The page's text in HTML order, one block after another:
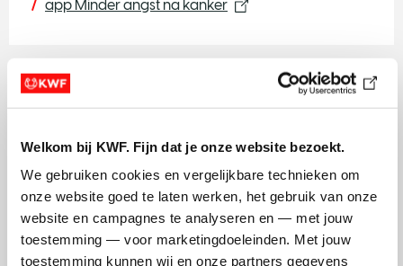
Welkom bij KWF. Fijn dat je onze website bezoekt.
We gebruiken cookies en vergelijkbare technieken om
onze website goed te laten werken, het gebruik van onze
website en campagnes te analyseren en — met jouw
toestemming — voor marketingdoeleinden. Met jouw
toestemming kunnen wij en onze partners gegevens
app Minder angst na kanker